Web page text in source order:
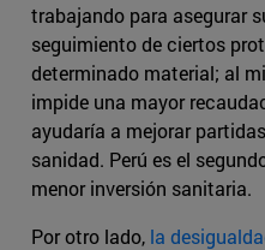
trabajando para asegurar
seguimiento de ciertos
determinado material; al
impide una mayor
ayudaría a mejorar
sanidad. Perú es el
menor inversión sanitaria.
Por otro lado, la